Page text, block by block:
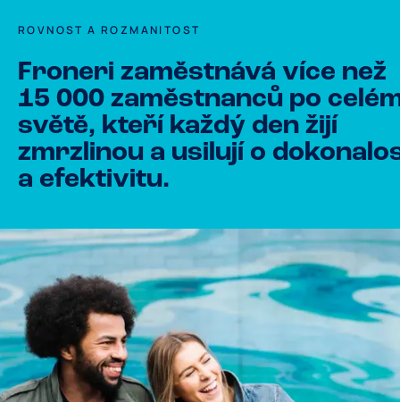
ROVNOST A ROZMANITOST
Froneri zaměstnává více než
15 000 zaměstnanců po
světě, kteří každý den žijí
zmrzlinou a usilují o
a efektivitu.